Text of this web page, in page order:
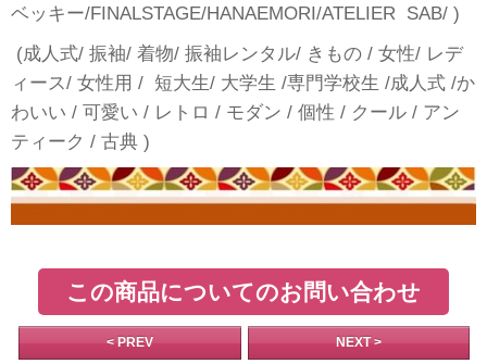
ベッキー/FINALSTAGE/HANAEMORI/ATELIER SAB/ )
(成人式/ 振袖/ 着物/ 振袖レンタル/ きもの / 女性/ レデ
ィース/ 女性用 / 短大生/ 大学生 /専門学校生 /成人式 /か
わいい / 可愛い / レトロ / モダン / 個性 / クール / アン
ティーク / 古典 )
この商品についてのお問い合わせ
< PREV NEXT >